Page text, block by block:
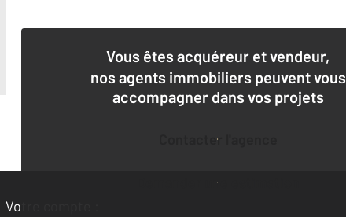
Vous êtes acquéreur et vendeur,
nos agents immobiliers peuvent vous
accompagner dans vos projets
Contacter l'agence
Demander une estimation
Votre compte :